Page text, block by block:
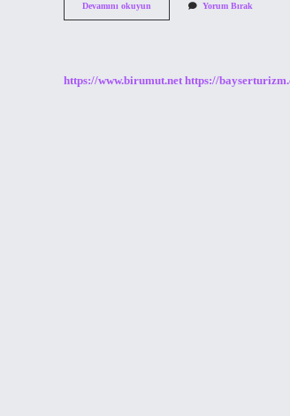
Devamını okuyun
Böceği
Mı
Yorum Bırak
https://www.birumut.net https://